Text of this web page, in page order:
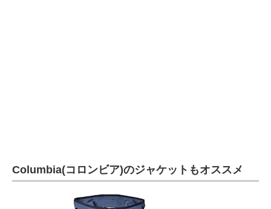
Columbia(コロンビア)のジャケットもオススメ